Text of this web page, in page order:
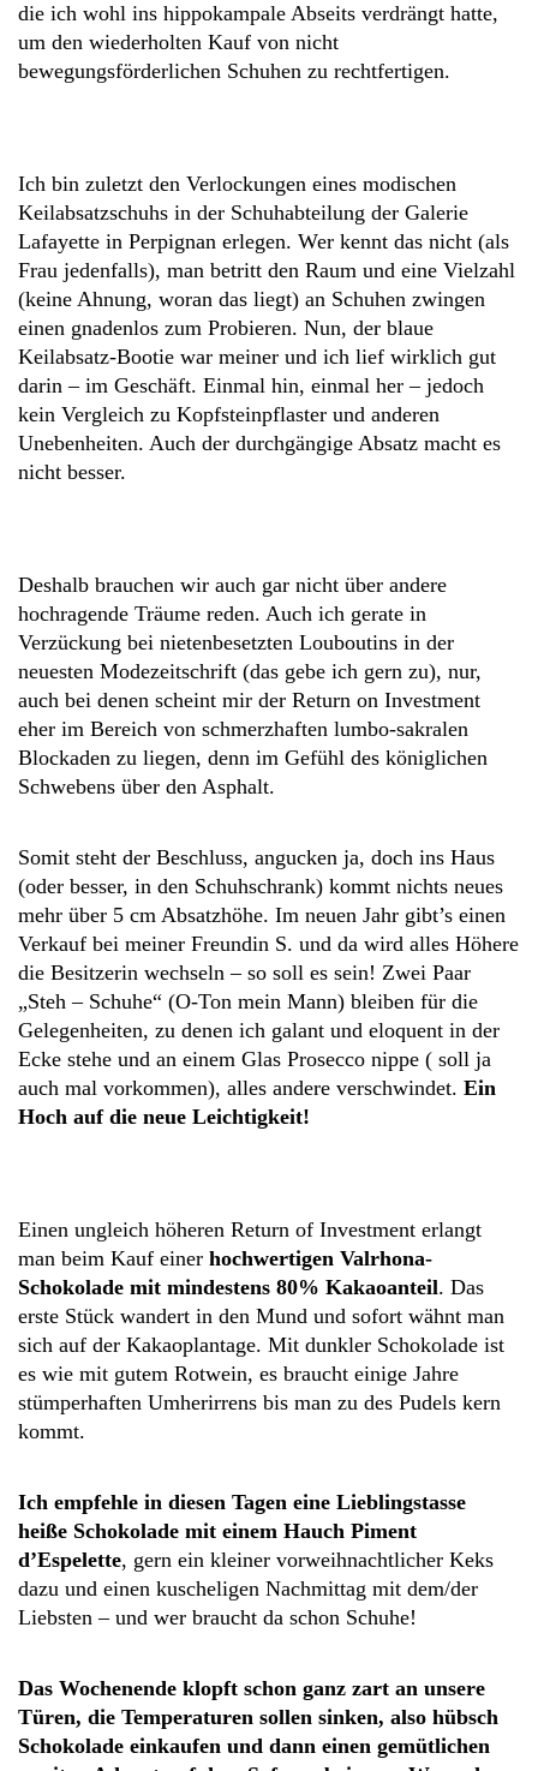
die ich wohl ins hippokampale Abseits verdrängt hatte,
um den wiederholten Kauf von nicht
bewegungsförderlichen Schuhen zu rechtfertigen.
Ich bin zuletzt den Verlockungen eines modischen
Keilabsatzschuhs in der Schuhabteilung der Galerie
Lafayette in Perpignan erlegen. Wer kennt das nicht (als
Frau jedenfalls), man betritt den Raum und eine Vielzahl
(keine Ahnung, woran das liegt) an Schuhen zwingen
einen gnadenlos zum Probieren. Nun, der blaue
Keilabsatz-Bootie war meiner und ich lief wirklich gut
darin – im Geschäft. Einmal hin, einmal her – jedoch
kein Vergleich zu Kopfsteinpflaster und anderen
Unebenheiten. Auch der durchgängige Absatz macht es
nicht besser.
Deshalb brauchen wir auch gar nicht über andere
hochragende Träume reden. Auch ich gerate in
Verzückung bei nietenbesetzten Louboutins in der
neuesten Modezeitschrift (das gebe ich gern zu), nur,
auch bei denen scheint mir der Return on Investment
eher im Bereich von schmerzhaften lumbo-sakralen
Blockaden zu liegen, denn im Gefühl des königlichen
Schwebens über den Asphalt.
Somit steht der Beschluss, angucken ja, doch ins Haus
(oder besser, in den Schuhschrank) kommt nichts neues
mehr über 5 cm Absatzhöhe. Im neuen Jahr gibt’s einen
Verkauf bei meiner Freundin S. und da wird alles Höhere
die Besitzerin wechseln – so soll es sein! Zwei Paar
„Steh – Schuhe“ (O-Ton mein Mann) bleiben für die
Gelegenheiten, zu denen ich galant und eloquent in der
Ecke stehe und an einem Glas Prosecco nippe ( soll ja
auch mal vorkommen), alles andere verschwindet. Ein
Hoch auf die neue Leichtigkeit!
Einen ungleich höheren Return of Investment erlangt
man beim Kauf einer hochwertigen Valrhona-
Schokolade mit mindestens 80% Kakaoanteil. Das
erste Stück wandert in den Mund und sofort wähnt man
sich auf der Kakaoplantage. Mit dunkler Schokolade ist
es wie mit gutem Rotwein, es braucht einige Jahre
stümperhaften Umherirrens bis man zu des Pudels kern
kommt.
Ich empfehle in diesen Tagen eine Lieblingstasse
heiße Schokolade mit einem Hauch Piment
d’Espelette, gern ein kleiner vorweihnachtlicher Keks
dazu und einen kuscheligen Nachmittag mit dem/der
Liebsten – und wer braucht da schon Schuhe!
Das Wochenende klopft schon ganz zart an unsere
Türen, die Temperaturen sollen sinken, also hübsch
Schokolade einkaufen und dann einen gemütlichen